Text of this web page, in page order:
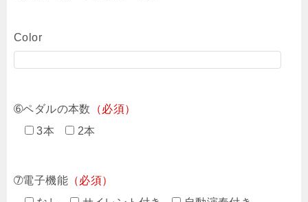
Color
➅ペダルの本数
（必須）
3本
2本
➆電子機能 （必須）